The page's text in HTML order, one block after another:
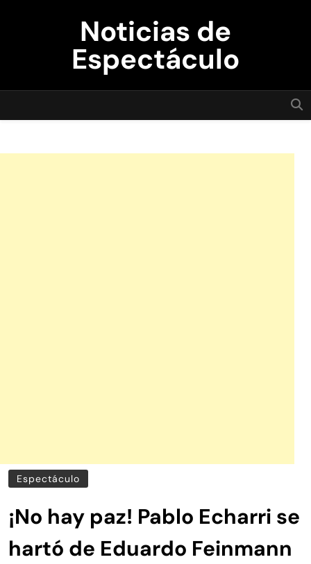
Noticias de
Espectáculo
Espectáculo
¡No hay paz! Pablo Echarri se
hartó de Eduardo Feinmann